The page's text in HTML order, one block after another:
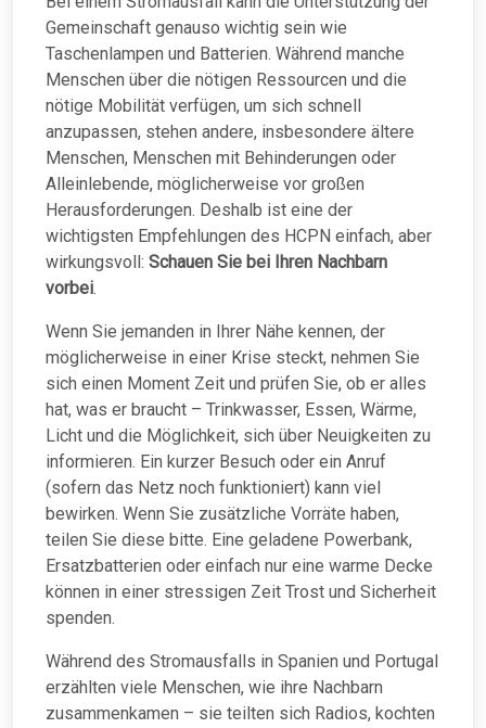
Gemeinschaft genauso wichtig sein wie
Taschenlampen und Batterien. Während manche
Menschen über die nötigen Ressourcen und die
nötige Mobilität verfügen, um sich schnell
anzupassen, stehen andere, insbesondere ältere
Menschen, Menschen mit Behinderungen oder
Alleinlebende, möglicherweise vor großen
Herausforderungen. Deshalb ist eine der
wichtigsten Empfehlungen des HCPN einfach, aber
wirkungsvoll: Schauen Sie bei Ihren Nachbarn
vorbei.
Wenn Sie jemanden in Ihrer Nähe kennen, der
möglicherweise in einer Krise steckt, nehmen Sie
sich einen Moment Zeit und prüfen Sie, ob er alles
hat, was er braucht – Trinkwasser, Essen, Wärme,
Licht und die Möglichkeit, sich über Neuigkeiten zu
informieren. Ein kurzer Besuch oder ein Anruf
(sofern das Netz noch funktioniert) kann viel
bewirken. Wenn Sie zusätzliche Vorräte haben,
teilen Sie diese bitte. Eine geladene Powerbank,
Ersatzbatterien oder einfach nur eine warme Decke
können in einer stressigen Zeit Trost und Sicherheit
spenden.
Während des Stromausfalls in Spanien und Portugal
erzählten viele Menschen, wie ihre Nachbarn
zusammenkamen – sie teilten sich Radios, kochten